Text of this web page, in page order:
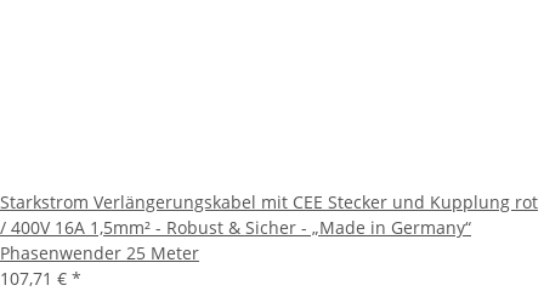
Starkstrom Verlängerungskabel mit CEE Stecker und Kupplung rot
/ 400V 16A 1,5mm² - Robust & Sicher - „Made in Germany“
Phasenwender 25 Meter
107,71 € *